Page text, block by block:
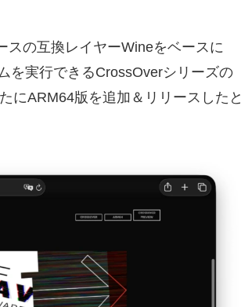
の互換レイヤーWineをベースに
を実行できるCrossOverシリーズの
にARM64版を追加＆リリースしたと